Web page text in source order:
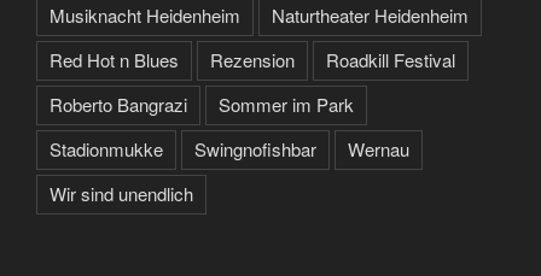
Musiknacht Heidenheim
Naturtheater Heidenheim
Red Hot n Blues
Rezension
Roadkill Festival
Roberto Bangrazi
Sommer im Park
Stadionmukke
Swingnofishbar
Wernau
Wir sind unendlich